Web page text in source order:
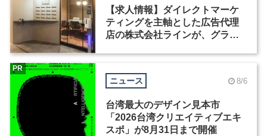
【求人情報】ダイレクトマーケ
ティングを主軸とした広告代理
店の株式会社ラインが、グラフ
ニュース 8/6
台湾最大のデザイン見本市
「2026台湾クリエイティブエキ
スポ」が8月31日まで開催
PR